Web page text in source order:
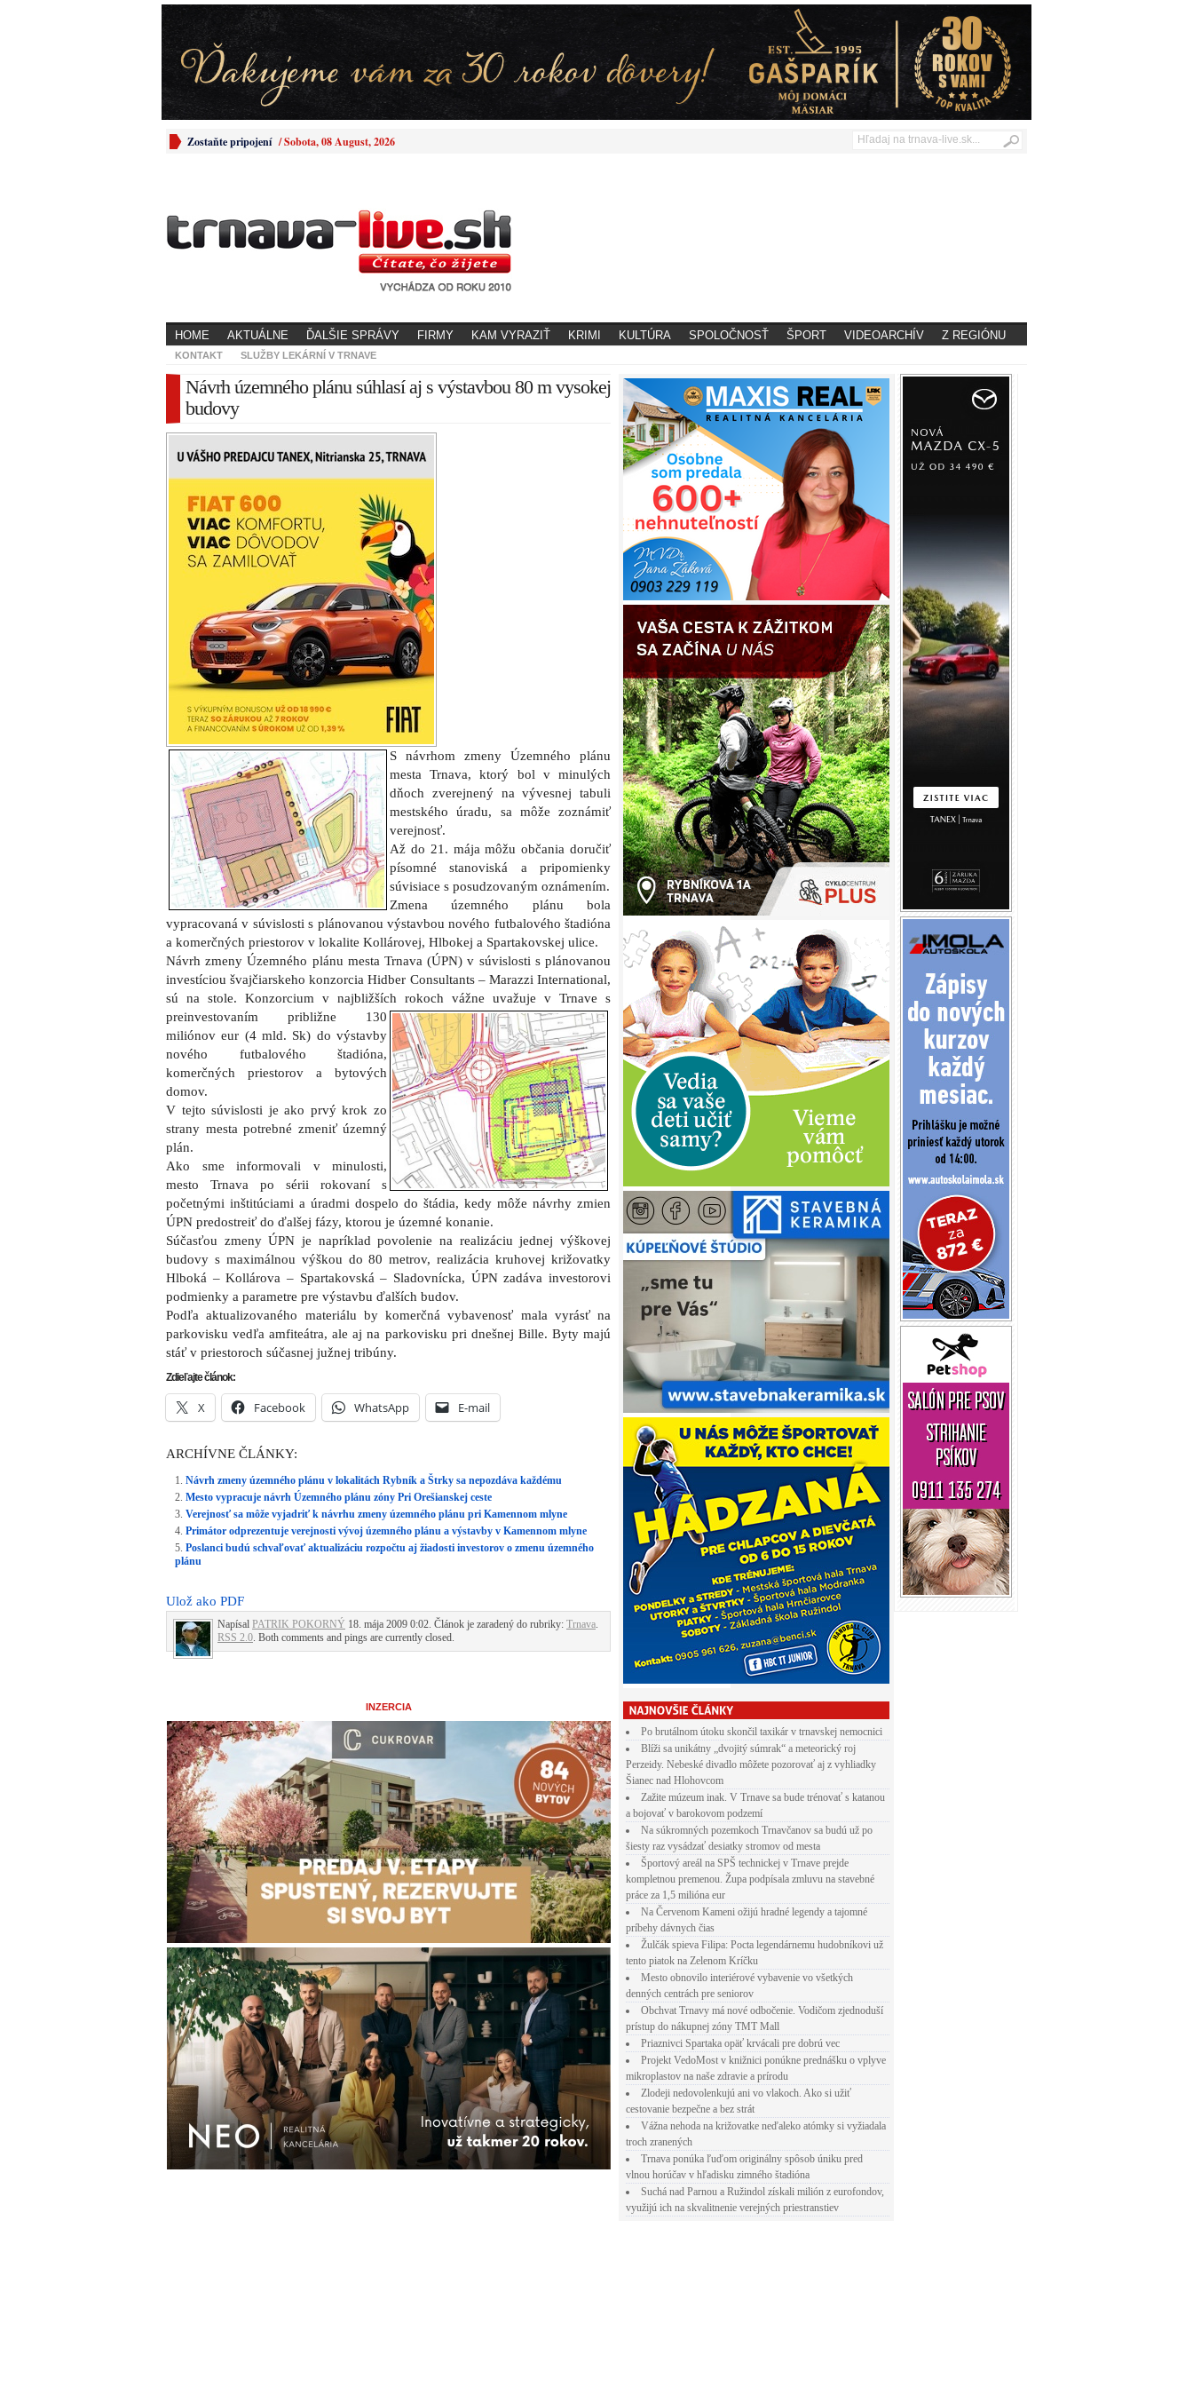
Zostaňte pripojení /Sobota, 08 August, 2026
HOME AKTUÁLNE ĎALŠIE SPRÁVY FIRMY KAM VYRAZIŤ KRIMI KULTÚRA SPOLOČNOSŤ ŠPORT VIDEOARCHÍV Z REGIÓNU
KONTAKT SLUŽBY LEKÁRNÍ V TRNAVE
Návrh územného plánu súhlasí aj s výstavbou 80 m vysokej
budovy
S návrhom zmeny Územného plánu
mesta Trnava, ktorý bol v minulých
dňoch zverejnený na vývesnej tabuli
mestského úradu, sa môže zoznámiť
verejnosť.
Až do 21. mája môžu občania doručiť
písomné stanoviská a pripomienky
súvi­siace s posudzovaným oznámením.
Zmena územného plánu bola
vypracovaná v súvislosti s plánovanou výstavbou nového futbalového štadióna
a ko­mer­č­ných priestorov v lokalite Kollárovej, Hlbokej a Spartakovskej ulice.
Návrh zmeny Územného plánu mesta Trnava (ÚPN) v súvislosti s plánovanou
investíciou švajčiarskeho konzorcia Hidber Consultants – Marazzi International,
sú na stole. Konzorcium v najbližších rokoch vážne uvažuje v Trnave s
preinvestovaním približne 130
miliónov eur (4 mld. Sk) do výstavby
nového futbalového štadióna,
komerčných priestorov a bytových
domov.
V tejto súvislosti je ako prvý krok zo
strany mesta potrebné zmeniť územný
plán.
Ako sme informovali v minulosti,
mesto Trnava po sérii rokovaní s
početnými inštitúciami a úradmi dospelo do štádia, kedy môže návrhy zmien
ÚPN predostreiť do ďalšej fázy, ktorou je územné konanie.
Súčasťou zmeny ÚPN je napríklad po­volenie na realizáciu jednej výškovej
budovy s maximálnou výškou do 80 metrov, realizácia kruhovej križovatky
Hlboká – Kollárova – Spartakovská – Sladovnícka, ÚPN zadáva investorovi
podmienky a parametre pre výstavbu ďalších budov.
Podľa aktualizovaného materiálu by komerčná vybavenosť mala vyrásť na
parkovisku vedľa amfiteátra, ale aj na parkovisku pri dnešnej Bille. Byty majú
stáť v priestoroch súčasnej južnej tribúny.
Zdieľajte článok:
X Facebook WhatsApp E-mail
ARCHÍVNE ČLÁNKY:
Návrh zmeny územného plánu v lokalitách Rybník a Štrky sa nepozdáva každému
Mesto vypracuje návrh Územného plánu zóny Pri Orešianskej ceste
Verejnosť sa môže vyjadriť k návrhu zmeny územného plánu pri Kamennom mlyne
Primátor odprezentuje verejnosti vývoj územného plánu a výstavby v Kamennom mlyne
Poslanci budú schvaľovať aktualizáciu rozpočtu aj žiadosti investorov o zmenu územného
plánu
Ulož ako PDF
Napísal PATRIK POKORNÝ 18. mája 2009 0:02. Článok je zaradený do rubriky: Trnava.
RSS 2.0. Both comments and pings are currently closed.
INZERCIA
Po brutálnom útoku skončil taxikár v trnavskej nemocnici
Blíži sa unikátny „dvojitý súmrak“ a meteorický roj
Perzeidy. Nebeské divadlo môžete pozorovať aj z vyhliadky
Šianec nad Hlohovcom
Zažite múzeum inak. V Trnave sa bude trénovať s katanou
a bojovať v barokovom podzemí
Na súkromných pozemkoch Trnavčanov sa budú už po
šiesty raz vysádzať desiatky stromov od mesta
Športový areál na SPŠ technickej v Trnave prejde
kompletnou premenou. Župa podpísala zmluvu na stavebné
práce za 1,5 milióna eur
Na Červenom Kameni ožijú hradné legendy a tajomné
príbehy dávnych čias
Žulčák spieva Filipa: Pocta legendárnemu hudobníkovi už
tento piatok na Zelenom Kríčku
Mesto obnovilo interiérové vybavenie vo všetkých
denných centrách pre seniorov
Obchvat Trnavy má nové odbočenie. Vodičom zjednoduší
prístup do nákupnej zóny TMT Mall
Priaznivci Spartaka opäť krvácali pre dobrú vec
Projekt VedoMost v knižnici ponúkne prednášku o vplyve
mikroplastov na naše zdravie a prírodu
Zlodeji nedovolenkujú ani vo vlakoch. Ako si užiť
cestovanie bezpečne a bez strát
Vážna nehoda na križovatke neďaleko atómky si vyžiadala
troch zranených
Trnava ponúka ľuďom originálny spôsob úniku pred
vlnou horúčav v hľadisku zimného štadióna
Suchá nad Parnou a Ružindol získali milión z eurofondov,
využijú ich na skvalitnenie verejných priestranstiev